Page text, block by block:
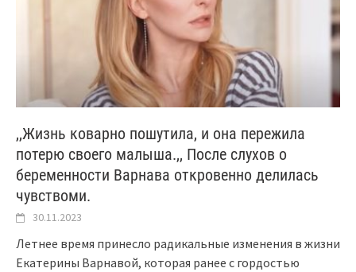
,,Жизнь коварно пошутила, и она пережила
потерю своего малыша.,, После слухов о
беременности Варнава откровенно делилась
чувствоми.
30.11.2023
Летнее время принесло радикальные изменения в жизни
Екатерины Варнавой, которая ранее с гордостью